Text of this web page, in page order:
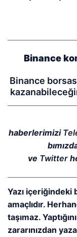
Binance
Binance
haberlerimizi
ve Twitter
Yazı
amaçlıdır.
taşımaz.
zararınızdan